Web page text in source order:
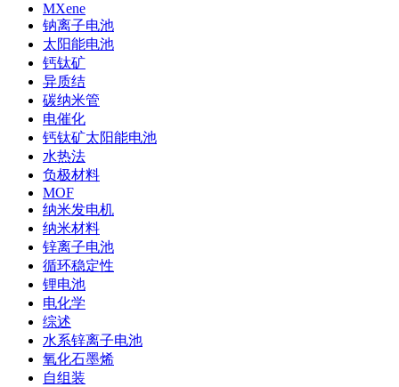
MXene
钠离子电池
太阳能电池
钙钛矿
异质结
碳纳米管
电催化
钙钛矿太阳能电池
水热法
负极材料
MOF
纳米发电机
纳米材料
锌离子电池
循环稳定性
锂电池
电化学
综述
水系锌离子电池
氧化石墨烯
自组装